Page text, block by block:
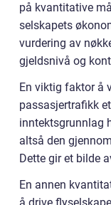
på kvantitative
selskapets
vurdering av
gjeldsnivå og
En viktig faktor å
passasjertrafikk
inntektsgrunnlag
altså den
Dette gir et bilde
En annen